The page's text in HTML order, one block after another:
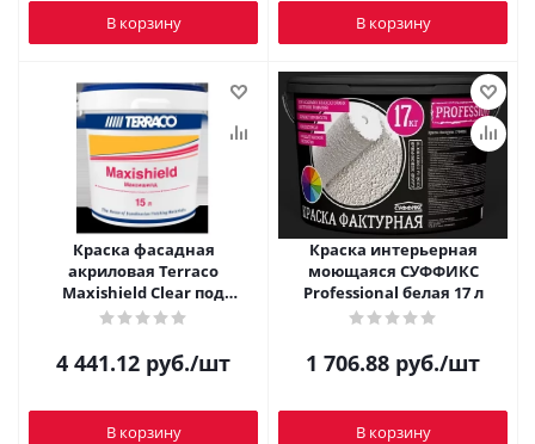
В корзину В корзину
Краска фасадная
акриловая Terraco
Maxishield Clear под
колеровку 15 л
4 441.12 руб./шт
В корзину
Краска интерьерная
моющаяся СУФФИКС
Professional белая 17 л
1 706.88 руб./шт
В корзину